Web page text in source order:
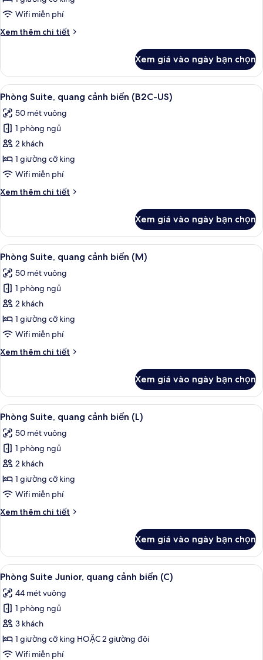
quang
biển
Wifi miễn phí
Xem thêm chi tiết
Chi
Phòng
Suite,
quang
biển
(U)
Xem giá vào ngày bạn chọn
Xem
tất
cả
ảnh
Phòng
Suite,
quang
biển
Minibar, két bảo mật tại phòng, khu
3
Phòng Suite, quang cảnh biển (B2C-US)
50 mét vuông
1 phòng ngủ
2 khách
1 giường cỡ king
Wifi miễn phí
Xem thêm chi tiết
Chi
Phòng
Suite,
quang
biển
(B2C-
US)
Xem giá vào ngày bạn chọn
Xem
tất
cả
ảnh
Phòng
Suite,
quang
biển
Minibar, két bảo mật tại phòng, khu
3
Phòng Suite, quang cảnh biển (M)
50 mét vuông
1 phòng ngủ
2 khách
1 giường cỡ king
Wifi miễn phí
Xem thêm chi tiết
Chi
Phòng
Suite,
quang
biển
(M)
Xem giá vào ngày bạn chọn
Xem
tất
cả
ảnh
Phòng
Suite,
quang
biển
Minibar, két bảo mật tại phòng, khu
3
Phòng Suite, quang cảnh biển (L)
50 mét vuông
1 phòng ngủ
2 khách
1 giường cỡ king
Wifi miễn phí
Xem thêm chi tiết
Chi
Phòng
Suite,
quang
biển
(L)
Xem giá vào ngày bạn chọn
Xem
tất
cả
ảnh
Phòng
Suite
Junior,
Minibar, két bảo mật tại phòng, khu
2
Phòng Suite Junior, quang cảnh biển (C)
44 mét vuông
1 phòng ngủ
3 khách
1 giường cỡ king HOẶC 2 giường đôi
Wifi miễn phí